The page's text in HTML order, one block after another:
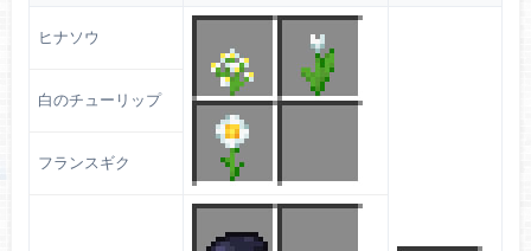
スケルトンを倒すとドロップします。
でも作れます。
ヒナソウ
白のチューリップ
フランスギク